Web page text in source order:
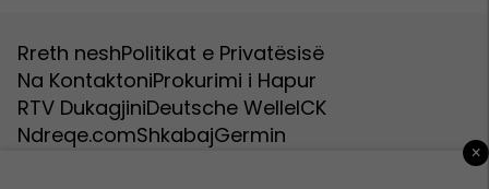
Rreth neshPolitikat e Privatësisë
Na KontaktoniProkurimi i Hapur
RTV DukagjiniDeutsche WelleICK
Ndreqe.comShkabajGermin
×